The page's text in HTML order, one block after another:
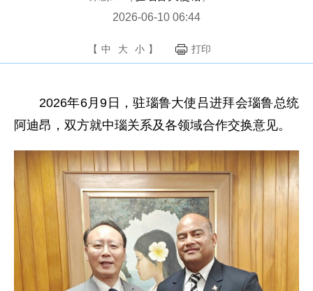
2026-06-10 06:44
【 中 大 小 】 打印
2026年6月9日，驻瑙鲁大使吕进拜会瑙鲁总统
阿迪昂，双方就中瑙关系及各领域合作交换意见。